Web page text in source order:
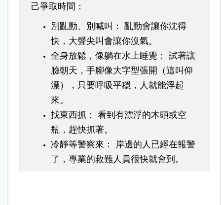
己爭取時間：
別亂動、別喊叫： 亂動會讓你沈得
快，大聲尖叫會讓你沒氣。
全身放鬆，像躺在水上睡覺： 試著讓
臉朝天，手腳像大字型張開（這叫仰
漂），只要呼吸平穩，人就能浮起
來。
找東西抓： 看到有漂浮的木頭或空
瓶，趕快抓著。
冷靜等警察來： 岸邊的人已經在報警
了，專業的救難人員很快就會到。